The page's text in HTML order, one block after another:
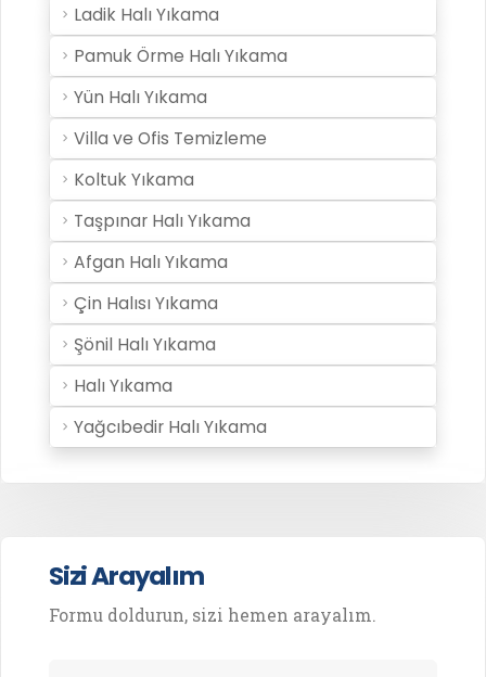
Ladik Halı Yıkama
Pamuk Örme Halı Yıkama
Yün Halı Yıkama
Villa ve Ofis Temizleme
Koltuk Yıkama
Taşpınar Halı Yıkama
Afgan Halı Yıkama
Çin Halısı Yıkama
Şönil Halı Yıkama
Halı Yıkama
Yağcıbedir Halı Yıkama
Sizi Arayalım
Formu doldurun, sizi hemen arayalım.